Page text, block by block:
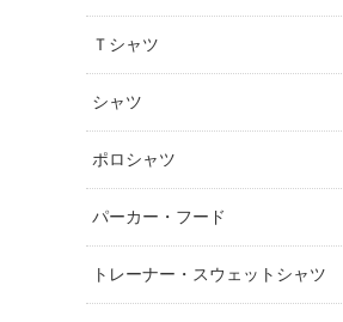
Ｔシャツ
シャツ
ポロシャツ
パーカー・フード
トレーナー・スウェットシャツ